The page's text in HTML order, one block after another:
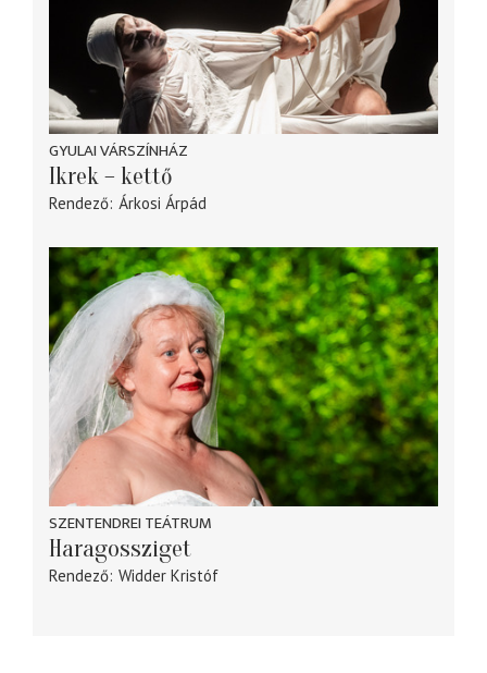
GYULAI VÁRSZÍNHÁZ
Ikrek – kettő
Rendező Árkosi Árpád
SZENTENDREI TEÁTRUM
Haragossziget
Rendező Widder Kristóf